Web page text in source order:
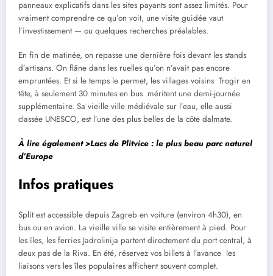
panneaux explicatifs dans les sites payants sont assez limités. Pour
vraiment comprendre ce qu’on voit, une visite guidée vaut
l’investissement — ou quelques recherches préalables.
En fin de matinée, on repasse une dernière fois devant les stands
d’artisans. On flâne dans les ruelles qu’on n’avait pas encore
empruntées. Et si le temps le permet, les villages voisins Trogir en
tête, à seulement 30 minutes en bus méritent une demi-journée
supplémentaire. Sa vieille ville médiévale sur l’eau, elle aussi
classée UNESCO, est l’une des plus belles de la côte dalmate.
À lire également >Lacs de Plitvice : le plus beau parc naturel
d’Europe
Infos pratiques
Split est accessible depuis Zagreb en voiture (environ 4h30), en
bus ou en avion. La vieille ville se visite entièrement à pied. Pour
les îles, les ferries Jadrolinija partent directement du port central, à
deux pas de la Riva. En été, réservez vos billets à l’avance les
liaisons vers les îles populaires affichent souvent complet.